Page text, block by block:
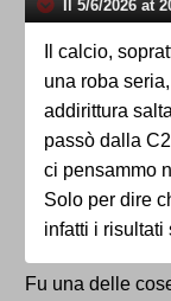
Il 5/6/2026 at
Il calcio,
una roba
addirittura
passò dalla
ci pensammo
Solo per dire
infatti i risultati
Fu una delle